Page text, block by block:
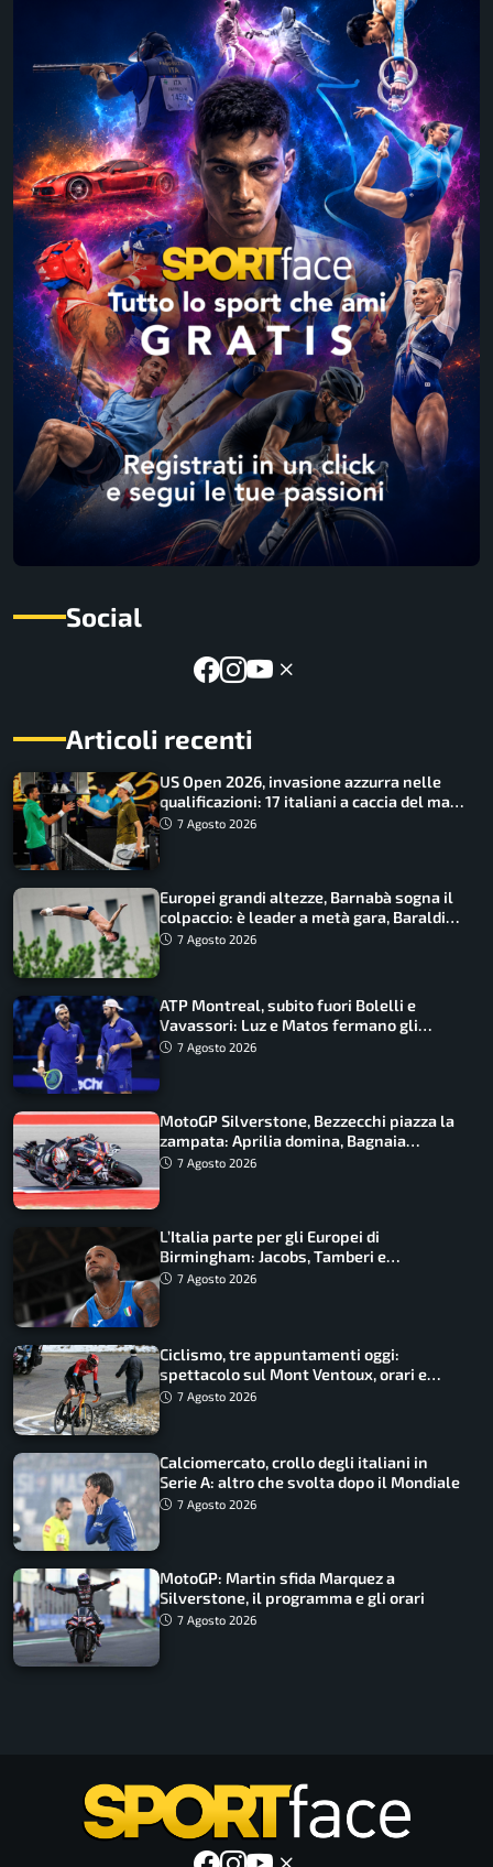
Social
Articoli recenti
US Open 2026, invasione azzurra nelle
qualificazioni: 17 italiani a caccia del main
draw7 Agosto 2026
Europei grandi altezze, Barnabà sogna il
colpaccio: è leader a metà gara, Baraldi
ancora in corsa
7 Agosto 2026
ATP Montreal, subito fuori Bolelli e
Vavassori: Luz e Matos fermano gli
azzurri
7 Agosto 2026
MotoGP Silverstone, Bezzecchi piazza la
zampata: Aprilia domina, Bagnaia
costretto al Q1
7 Agosto 2026
L’Italia parte per gli Europei di
Birmingham: Jacobs, Tamberi e
Battocletti guidano una spedizione
7 Agosto 2026
Ciclismo, tre appuntamenti oggi:
spettacolo sul Mont Ventoux, orari e
come vederli
7 Agosto 2026
Calciomercato, crollo degli italiani in
Serie A: altro che svolta dopo il Mondiale
7 Agosto 2026
MotoGP: Martin sfida Marquez a
Silverstone, il programma e gli orari
7 Agosto 2026